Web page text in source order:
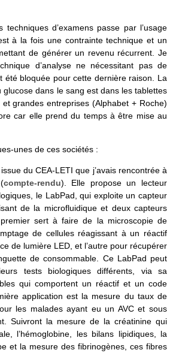
d’examens passe par l’usage
à la fois une contrainte technique et un
de générer un revenu récurrent. Je
d’analyse ne nécessitant pas de
été bloquée pour cette dernière raison. La
glucose dans le sang est dans les tablettes
grandes entreprises (Alphabet + Roche)
car elle prend du temps à être mise au
unes de ces sociétés :
du CEA-LETI que j’avais rencontrée à
compte-rendu). Elle propose un lecteur
le LabPad, qui exploite un capteur
de la microfluidique et deux capteurs
premier sert à faire de la microscopie de
de cellules réagissant à un réactif
de lumière LED, et l’autre pour récupérer
de consommable. Ce LabPad peut
tests biologiques différents, via sa
qui comportent un réactif et un code
application est la mesure du taux de
les malades ayant eu un AVC et sous
Suivront la mesure de la créatinine qui
l’hémoglobine, les bilans lipidiques, la
et la mesure des fibrinogènes, ces fibres